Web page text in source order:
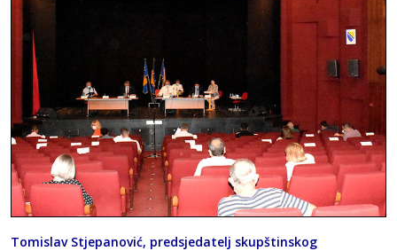
Tomislav Stjepanović, predsjedatelj skupštinskog